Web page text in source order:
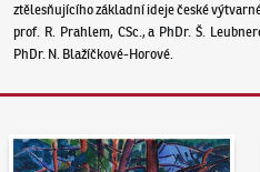
ztělesňujícího základní ideje české
prof. R. Prahlem, CSc., a PhDr. Š.
PhDr. N. Blažíčkové-Horové.
Aukční den 95